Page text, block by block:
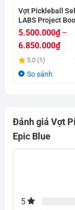
Vợt Pickleball
LABS Project
5.500.000₫ –
6.850.000₫
Khoảng
giá:
6.850.000₫
5.0 (1)
So sánh
Đánh giá Vợt
Epic Blue
5